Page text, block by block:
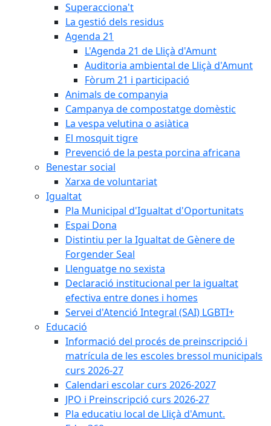
Superacciona't
La gestió dels residus
Agenda 21
L'Agenda 21 de Lliçà d'Amunt
Auditoria ambiental de Lliçà d'Amunt
Fòrum 21 i participació
Animals de companyia
Campanya de compostatge domèstic
La vespa velutina o asiàtica
El mosquit tigre
Prevenció de la pesta porcina africana
Benestar social
Xarxa de voluntariat
Igualtat
Pla Municipal d'Igualtat d'Oportunitats
Espai Dona
Distintiu per la Igualtat de Gènere de
Forgender Seal
Llenguatge no sexista
Declaració institucional per la igualtat
efectiva entre dones i homes
Servei d'Atenció Integral (SAI) LGBTI+
Educació
Informació del procés de preinscripció i
matrícula de les escoles bressol municipals
curs 2026-27
Calendari escolar curs 2026-2027
JPO i Preinscripció curs 2026-27
Pla educatiu local de Lliçà d'Amunt.